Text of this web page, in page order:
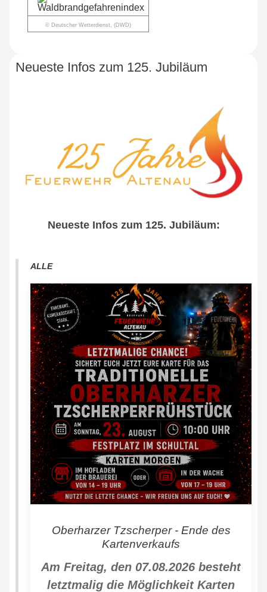
© Deutscher Wetterdienst, (DWD)
Neueste Infos zum 125. Jubiläum
Neueste Infos zum 125. Jubiläum:
ALLE
Oberharzer Tzscherper - Ende des
Kartenverkaufs
Am Freitag, den 07.08.2026 besteht
letztmalig die Möglichkeit Karten